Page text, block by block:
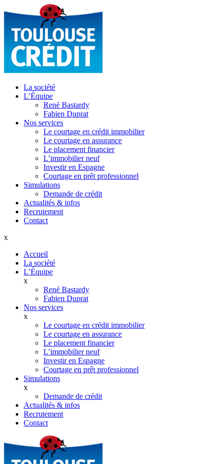
La société
L’Équipe
René Bastardy
Fabien Duprat
Nos services
Le courtage en crédit immobilier
Le courtage en assurance
Le placement financier
L’immobilier neuf
Investir en Espagne
Courtage en prêt professionnel
Simulations
Demande de crédit
Actualités & infos
Recrutement
Contact
x
Accueil
La société
L’Équipe
x
René Bastardy
Fabien Duprat
Nos services
x
Le courtage en crédit immobilier
Le courtage en assurance
Le placement financier
L’immobilier neuf
Investir en Espagne
Courtage en prêt professionnel
Simulations
x
Demande de crédit
Actualités & infos
Recrutement
Contact